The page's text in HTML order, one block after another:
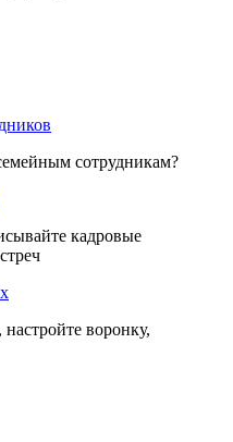
сотрудникам?
кадровые
воронку,